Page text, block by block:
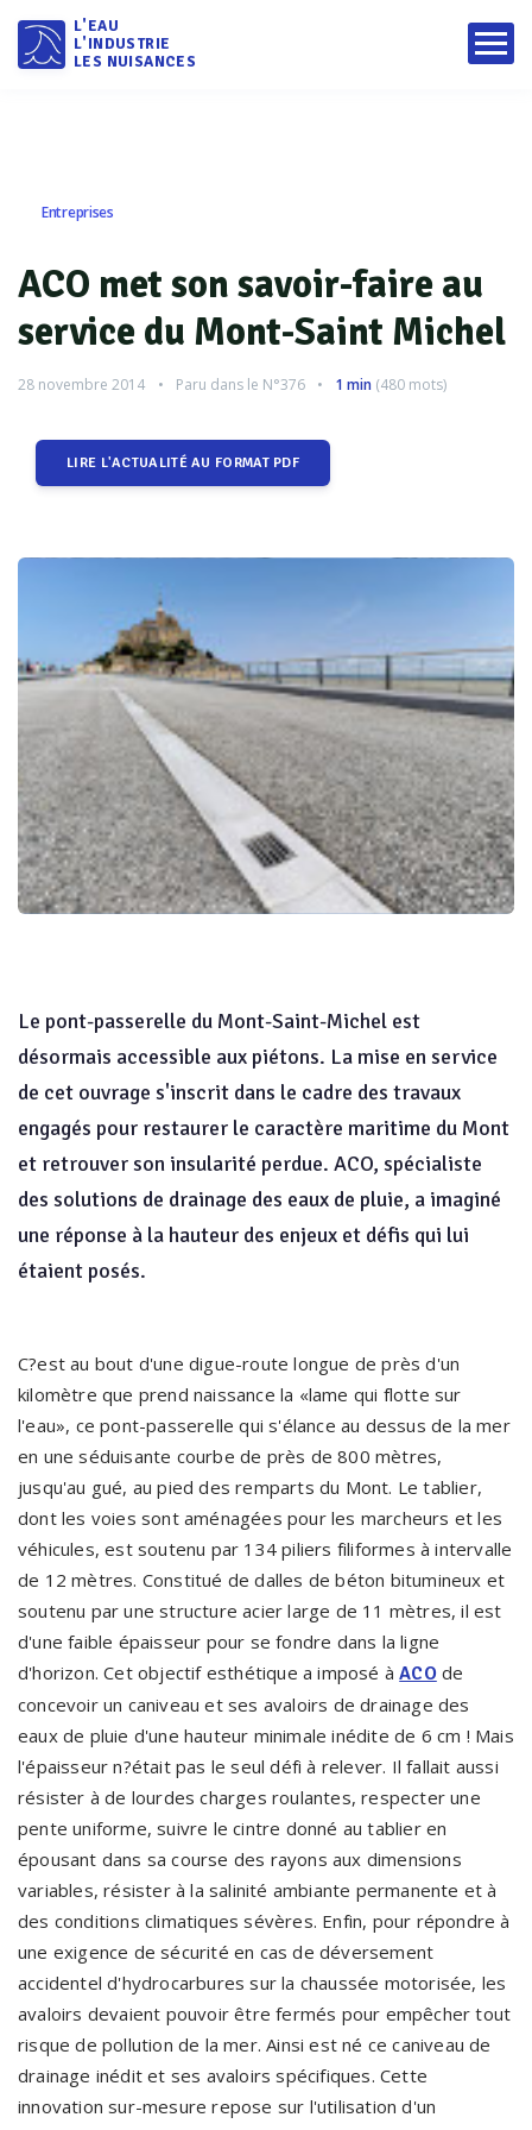
L'EAU
L'INDUSTRIE
LES NUISANCES
Entreprises
ACO met son savoir-faire au
service du Mont-Saint Michel
28 novembre 2014 Paru dans le N°376 1 min (480 mots)
LIRE L'ACTUALITÉ AU FORMAT PDF
Le pont-passerelle du Mont-Saint-Michel est
désormais accessible aux piétons. La mise en service
de cet ouvrage s'inscrit dans le cadre des travaux
engagés pour restaurer le caractère maritime du Mont
et retrouver son insularité perdue. ACO, spécialiste
des solutions de drainage des eaux de pluie, a imaginé
une réponse à la hauteur des enjeux et défis qui lui
étaient posés.
C?est au bout d'une digue-route longue de près d'un
kilomètre que prend naissance la «lame qui flotte sur
l'eau», ce pont-passerelle qui s'élance au dessus de la mer
en une séduisante courbe de près de 800 mètres,
jusqu'au gué, au pied des remparts du Mont. Le tablier,
dont les voies sont aménagées pour les marcheurs et les
véhicules, est soutenu par 134 piliers filiformes à intervalle
de 12 mètres. Constitué de dalles de béton bitumineux et
soutenu par une structure acier large de 11 mètres, il est
d'une faible épaisseur pour se fondre dans la ligne
d'horizon. Cet objectif esthétique a imposé àACOde
concevoir un caniveau et ses avaloirs de drainage des
eaux de pluie d'une hauteur minimale inédite de 6 cm ! Mais
l'épaisseur n?était pas le seul défi à relever. Il fallait aussi
résister à de lourdes charges roulantes, respecter une
pente uniforme, suivre le cintre donné au tablier en
épousant dans sa course des rayons aux dimensions
variables, résister à la salinité ambiante permanente et à
des conditions climatiques sévères. Enfin, pour répondre à
une exigence de sécurité en cas de déversement
accidentel d'hydrocarbures sur la chaussée motorisée, les
avaloirs devaient pouvoir être fermés pour empêcher tout
risque de pollution de la mer. Ainsi est né ce caniveau de
drainage inédit et ses avaloirs spécifiques. Cette
innovation sur-mesure repose sur l'utilisation d'un